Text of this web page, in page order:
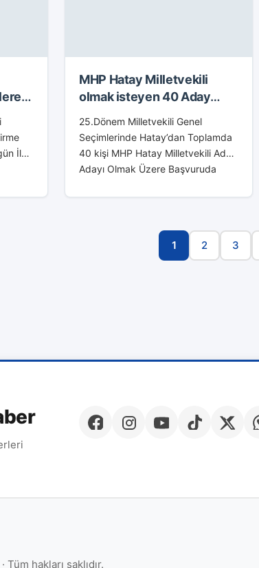
İl
8000
MHP Hatay Milletvekili
olmak isteyen 40 Aday
25.Dönem Milletvekili Genel
Seçimlerinde Hatay’dan Toplamda
40 kişi MHP Hatay Milletvekili Aday
Adayı Olmak Üzere Başvuruda
olmak isteyen 40 Aday Adayının
1 2 3
· Tüm hakları saklıdır.